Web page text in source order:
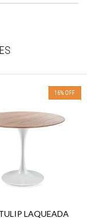
16% OFF
LAQUEADA